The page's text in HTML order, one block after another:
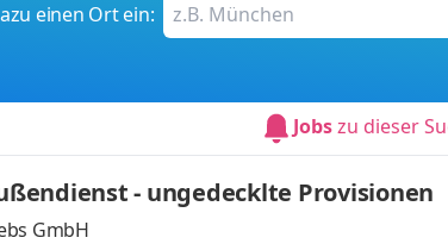
einen Ort ein:
Jobszu dieser
- ungedecklte Provisionen
GmbH